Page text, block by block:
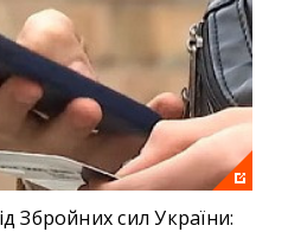
Збройних сил України: